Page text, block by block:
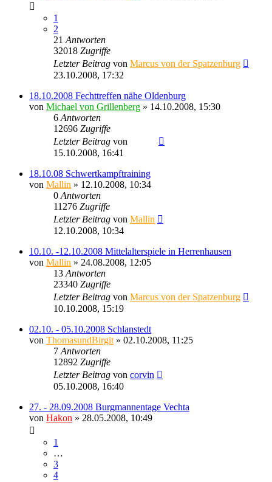
1
2
21Antworten
32018 Zugriffe
Letzter Beitrag von Marcus von der Spatzenburg
23.10.2008, 17:32
18.10.2008 Fechttreffen nähe Oldenburg
von Michael von Grillenberg » 14.10.2008, 15:30
6Antworten
12696 Zugriffe
Letzter Beitrag von
15.10.2008, 16:41
18.10.08 Schwertkampftraining
von Mallin » 12.10.2008, 10:34
0Antworten
11276 Zugriffe
Letzter Beitrag von Mallin
12.10.2008, 10:34
10.10. -12.10.2008 Mittelalterspiele in Herrenhausen
von Mallin » 24.08.2008, 12:05
13Antworten
23340 Zugriffe
Letzter Beitrag von Marcus von der Spatzenburg
10.10.2008, 15:19
02.10. - 05.10.2008 Schlanstedt
von ThomasundBirgit» 02.10.2008, 11:25
7Antworten
12892 Zugriffe
Letzter Beitrag von corvin
05.10.2008, 16:40
27. - 28.09.2008 Burgmannentage Vechta
von Hakon » 28.05.2008, 10:49
1
…
3
4